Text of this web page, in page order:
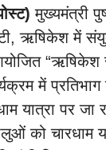
मुख्यमंत्री
ऋषिकेश में
“ऋषिकेश
में
यात्रा पर जा
को चारधाम